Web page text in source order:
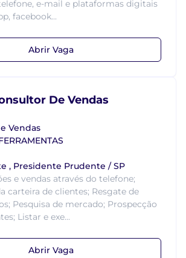
e-mail e plataformas digitais
facebook...
Abrir Vaga
De Vendas
Vendas
, Presidente Prudente / SP
e vendas através do telefone;
carteira de clientes; Resgate de
Pesquisa de mercado; Prospecção
Listar e exe...
Abrir Vaga